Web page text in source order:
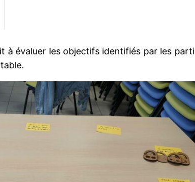
à évaluer les objectifs identifiés par les